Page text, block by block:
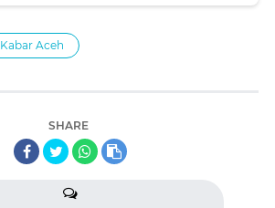
Kabar Aceh
SHARE